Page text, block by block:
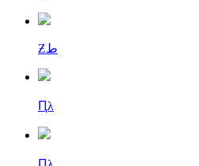
Ƶط
Ԥλ